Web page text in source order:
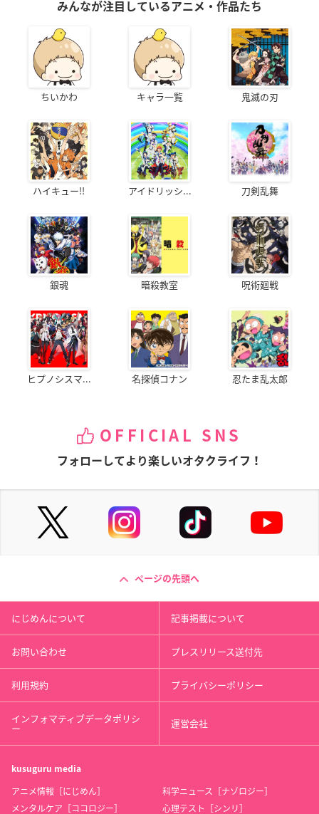
みんなが注目しているアニメ・作品たち
ちいかわ キャラ一覧 鬼滅の刃
ハイキュー!! アイドリッシ... 刀剣乱舞
銀魂 暗殺教室 呪術廻戦
ヒプノシスマ... 名探偵コナン 忍たま乱太郎
OFFICIAL SNS
フォローしてより楽しいオタクライフ！
ページの先頭へ
にじめんについて 記事掲載について
お問い合わせ プレスリリース送付先
利用規約 プライバシーポリシー
インフォマティブデータポリシ
ー 運営会社
kusuguru media
アニメ情報［にじめん］
科学ニュース［ナゾロジー］
メンタルケア［ココロジー］
心理テスト［シンリ］